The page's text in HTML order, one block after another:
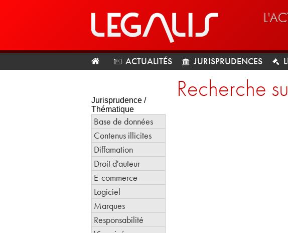
ACTUALITÉS JURISPRUDENCES
Jurisprudence /
Thématique
Base de données
Contenus illicites
Diffamation
Droit d'auteur
E-commerce
Logiciel
Marques
Responsabilité
Recherche